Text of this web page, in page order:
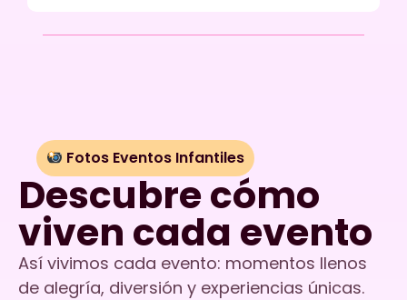
Fotos Eventos Infantiles
Descubre cómo
viven cada evento
Así vivimos cada evento: momentos llenos
de alegría, diversión y experiencias únicas.